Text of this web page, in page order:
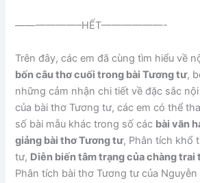
——————–HẾT——————-
Trên đây, các em đã cùng tìm hiểu về
bốn câu thơ cuối trong bài Tương tư,
những cảm nhận chi tiết về đặc sắc
của bài thơ Tương tư, các em có thể
số bài mẫu khác trong số các bài văn
giảng bài thơ Tương tư, Phân tích khổ
tư, Diễn biến tâm trạng của chàng
Phân tích bài thơ Tương tư của Nguyễn